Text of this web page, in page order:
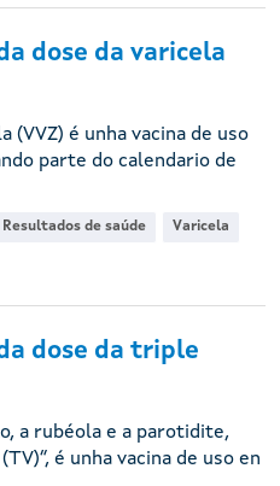
dose da varicela
(VVZ) é unha vacina de uso
parte do calendario de
Resultados de saúde Varicela
dose da triple
a rubéola e a parotidite,
é unha vacina de uso en